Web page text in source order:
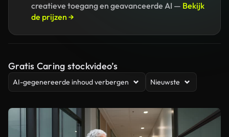
creatieve toegang en geavanceerde AI — Bekijk
de prijzen →
Gratis Caring stockvideo’s
AI-gegenereerde inhoud verbergen Nieuwste